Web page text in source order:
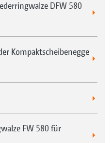
DFW 580
Kompaktscheibenegge
FW 580 für